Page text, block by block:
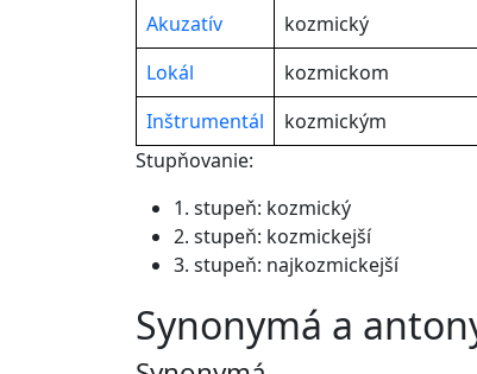
Akuzatív
kozmický
Lokál
kozmickom
Inštrumentál
kozmickým
Stupňovanie:
1. stupeň: kozmický
2. stupeň: kozmickejší
3. stupeň: najkozmickejší
synonymá a